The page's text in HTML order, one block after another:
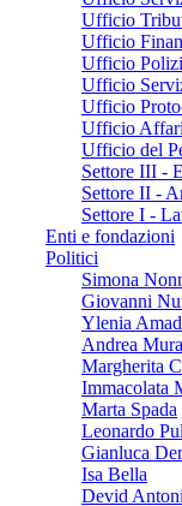
Ufficio
Ufficio
Ufficio
Ufficio
Ufficio
Ufficio
Ufficio del
Settore III -
Settore II -
Settore I -
Enti e fondazioni
Politici
Simona
Giovanni
Ylenia
Andrea Mura
Margherita
Immacolata
Marta Spada
Leonardo
Gianluca
Isa Bella
Devid